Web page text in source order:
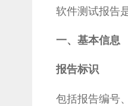
软件测试报告
一、基本信息
报告标识
包括报告编号